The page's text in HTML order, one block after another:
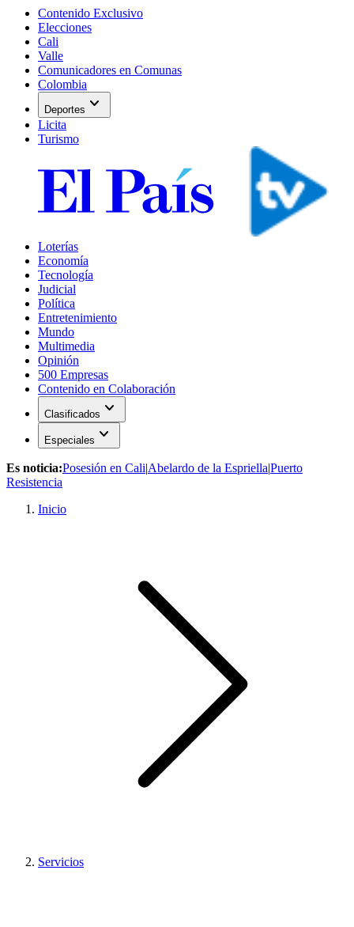
Contenido Exclusivo
Elecciones
Cali
Valle
Comunicadores en Comunas
Colombia
Deportes expand_more
Licita
Turismo
Loterías
Economía
Tecnología
Judicial
Política
Entretenimiento
Mundo
Multimedia
Opinión
500 Empresas
Contenido en Colaboración
Clasificados expand_more
Especiales expand_more
Es noticia:Posesión en Cali|Abelardo de la Espriella|Puerto
Resistencia
Inicio
Servicios